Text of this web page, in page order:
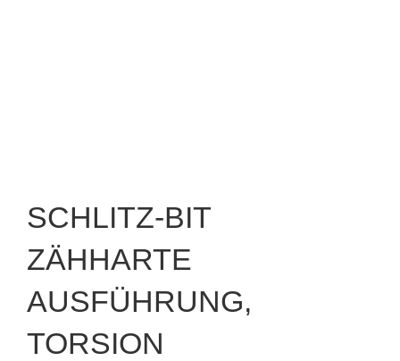
SCHLITZ-BIT
ZÄHHARTE
AUSFÜHRUNG,
TORSION